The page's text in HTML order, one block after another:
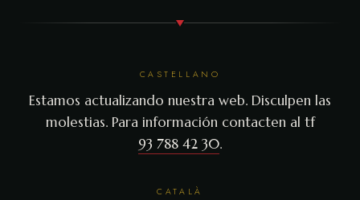
CASTELLANO
Estamos actualizando nuestra web. Disculpen las
molestias. Para información contacten al tf
93 788 42 30.
CATALÀ